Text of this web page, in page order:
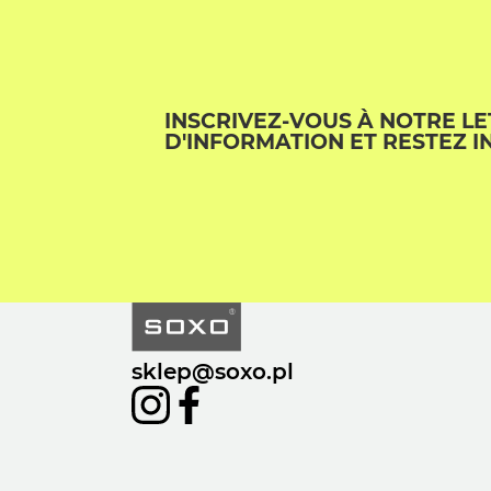
INSCRIVEZ-VOUS À NOTRE
D'INFORMATION ET RESTEZ
sklep@soxo.pl